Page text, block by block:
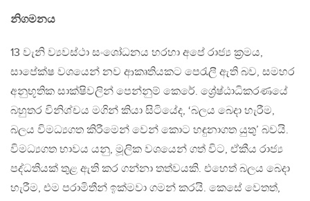
නිගමනය
13 වැනි ව්‍යවස්ථා සංශෝධනය හරහා අපේ රාජ්‍ය ක‍්‍රමය,
සාපේක්ෂ වශයෙන් නව ආකෘතියකට පෙරැලී ඇති බව, සමහර
අනුභූතික සාක්ෂිවලින් පෙන්නුම් කෙරේ. ශ්‍රේෂ්ඨාධිකරණයේ
බහුතර විනිශ්චය මගින් කියා සිටියේද, ‘බලය බෙදා හැරීම,
බලය විමධ්‍යගත කිරීමෙන් වෙන් කොට හඳුනාගත යුතු’ බවයි.
විමධ්‍යගත භාවය යනු, මූලික වශයෙන් ගත් විට, ඒකීය රාජ්‍ය
පද්ධතියක් තුළ ඇති කර ගන්නා තත්වයකි. එහෙත් බලය බෙදා
හැරීම, එම පරාමිතීන් ඉක්මවා ගමන් කරයි. කෙසේ වෙතත්,